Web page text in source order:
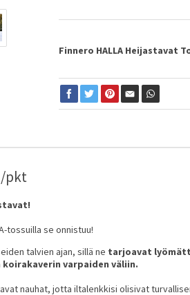
Finnero HALLA Heijastavat
pkt
tossuilla se onnistuu!
talvien ajan, sillä ne tarjoavat
varpaiden väliin.
nauhat, jotta iltalenkkisi olisivat